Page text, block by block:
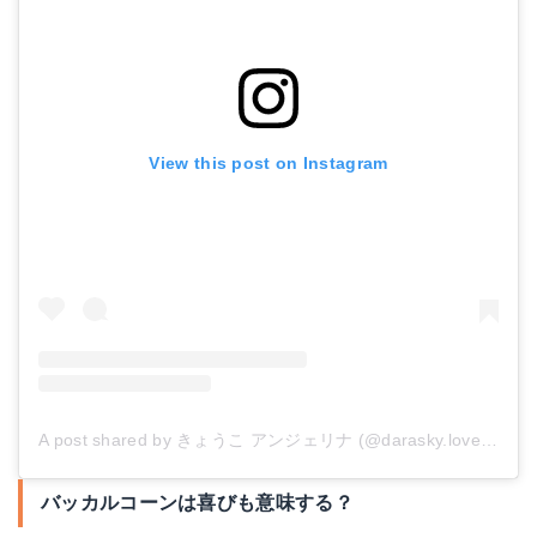
View this post on Instagram
バッカルコーンは喜びも意味する？